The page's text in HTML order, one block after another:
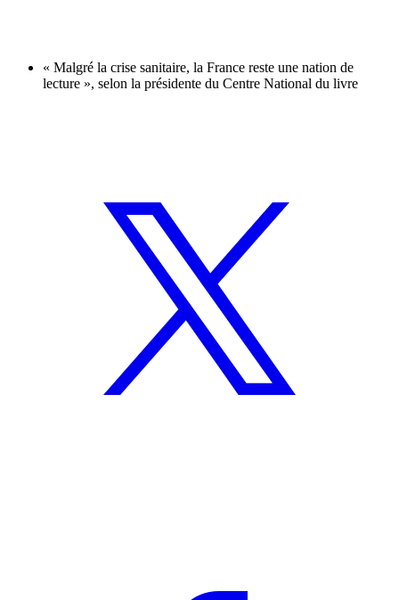
« Malgré la crise sanitaire, la France reste une nation de
lecture », selon la présidente du Centre National du livre